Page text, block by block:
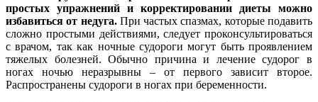
простых упражнений и корректировании диеты можно
избавиться от недуга.При частых спазмах, которые подавить
сложно простыми действиями, следует проконсультироваться
с врачом, так как ночные судороги могут быть проявлением
тяжелых болезней. Обычно причина и лечение судорог в
ногах ночью неразрывны – от первого зависит второе.
Распространены судороги в ногах при беременности.